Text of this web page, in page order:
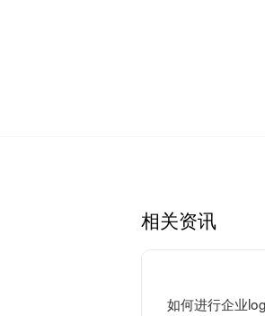
相关资讯
如何进行企业